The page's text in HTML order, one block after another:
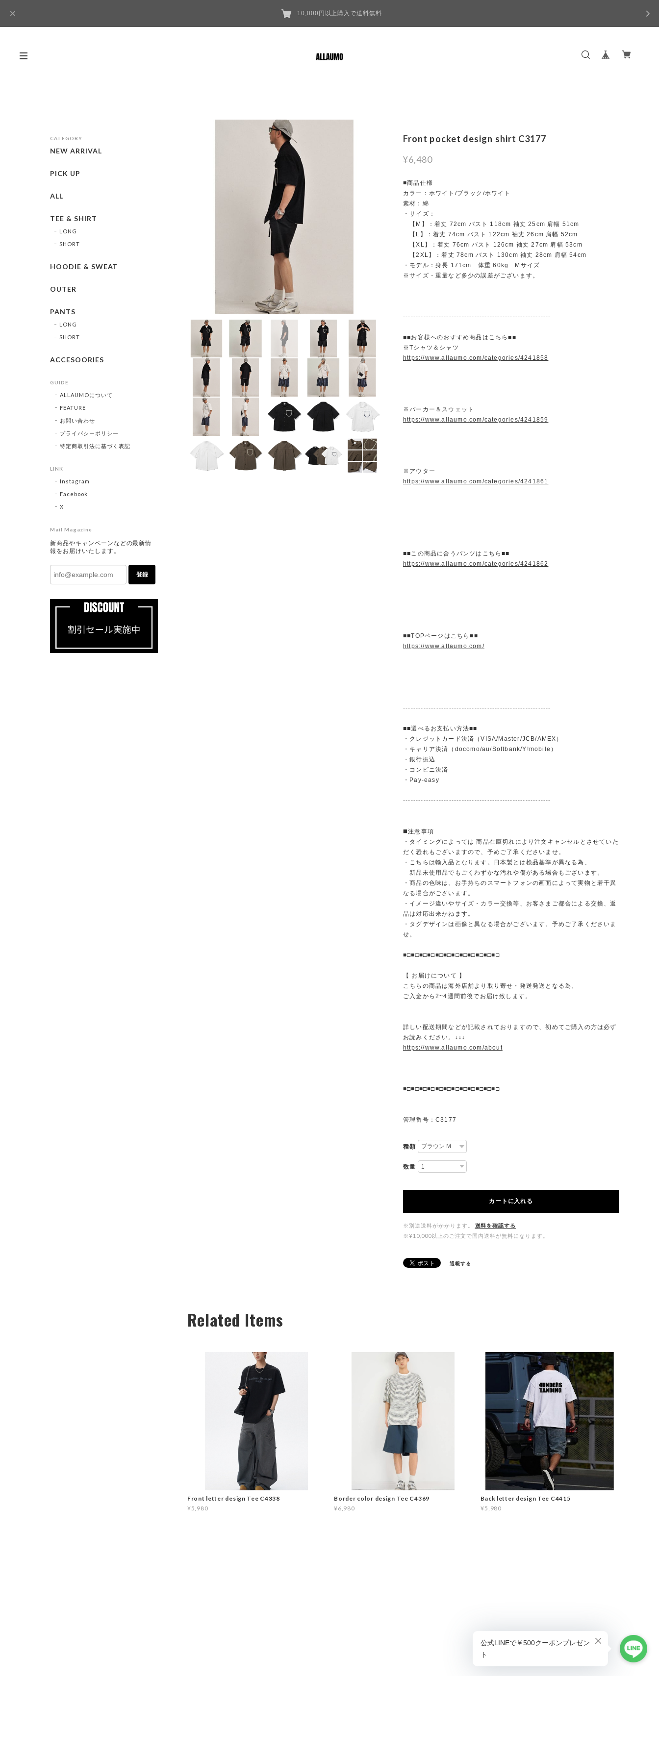
10,000円以上購入で送料無料
Front pocket design shirt C3177
¥6,480
■商品仕様
カラー：ホワイト/ブラック/ホワイト
素材：綿
・サイズ：
【M】：着丈 72cm バスト 118cm 袖丈 25cm 肩幅 51cm
【L】：着丈 74cm バスト 122cm 袖丈 26cm 肩幅 52cm
【XL】：着丈 76cm バスト 126cm 袖丈 27cm 肩幅 53cm
【2XL】：着丈 78cm バスト 130cm 袖丈 28cm 肩幅 54cm
・モデル：身長 171cm 体重 60kg Mサイズ
※サイズ・重量など多少の誤差がございます。
----------------------------------------------------------
■■お客様へのおすすめ商品はこちら■■
※Tシャツ＆シャツ
https://www.allaumo.com/categories/4241858
※パーカー＆スウェット
https://www.allaumo.com/categories/4241859
※アウター
https://www.allaumo.com/categories/4241861
■■この商品に合うパンツはこちら■■
https://www.allaumo.com/categories/4241862
■■TOPページはこちら■■
https://www.allaumo.com/
----------------------------------------------------------
■■選べるお支払い方法■■
・クレジットカード決済（VISA/Master/JCB/AMEX）
・キャリア決済（docomo/au/Softbank/Y!mobile）
・銀行振込
・コンビニ決済
・Pay-easy
----------------------------------------------------------
◼️注意事項
・タイミングによっては 商品在庫切れにより注文キャンセルとさせていた
だく恐れもございますので、予めご了承くださいませ。
・こちらは輸入品となります。日本製とは検品基準が異なる為、
新品未使用品でもごくわずかな汚れや傷がある場合もございます。
・商品の色味は、お手持ちのスマートフォンの画面によって実物と若干異
なる場合がございます。
・イメージ違いやサイズ・カラー交換等、お客さまご都合による交換、返
品は対応出来かねます。
・タグデザインは画像と異なる場合がございます。予めご了承くださいま
せ。
■□■□■□■□■□■□■□■□■□■□■□■□
【 お届けについて 】
こちらの商品は海外店舗より取り寄せ・発送発送となる為、
ご入金から2~4週間前後でお届け致します。
詳しい配送期間などが記載されておりますので、初めてご購入の方は必ず
お読みください。↓↓↓
https://www.allaumo.com/about
■□■□■□■□■□■□■□■□■□■□■□■□
管理番号：C3177
種類
数量
カートに入れる
※別途送料がかかります。
送料を確認する
※¥10,000以上のご注文で国内送料が無料になります。
通報する
Related Items
Front letter design Tee C4338
¥5,980
Border color design Tee C4369
¥6,980
Back letter design Tee C4415
¥5,980
CATEGORY
NEW ARRIVAL
PICK UP
ALL
TEE & SHIRT
LONG
SHORT
HOODIE & SWEAT
OUTER
PANTS
LONG
SHORT
ACCESOORIES
GUIDE
ALLAUMOについて
FEATURE
お問い合わせ
プライバシーポリシー
特定商取引法に基づく表記
LINK
Instagram
Facebook
X
Mail Magazine
新商品やキャンペーンなどの最新情
報をお届けいたします。
登録